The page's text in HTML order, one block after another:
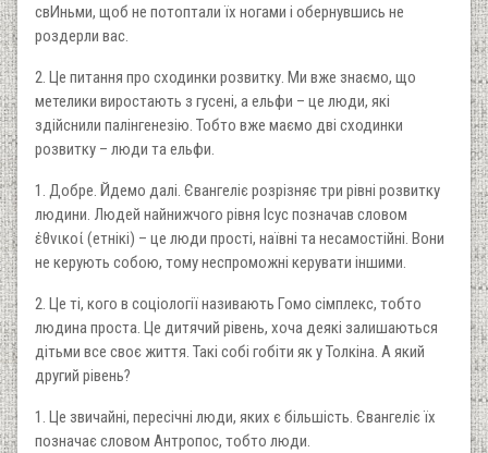
свИньми, щоб не потоптали їх ногами і обернувшись не
роздерли вас.
2. Це питання про сходинки розвитку. Ми вже знаємо, що
метелики виростають з гусені, а ельфи – це люди, які
здійснили палінгенезію. Тобто вже маємо дві сходинки
розвитку – люди та ельфи.
1. Добре. Йдемо далі. Євангеліє розрізняє три рівні розвитку
людини. Людей найнижчого рівня Ісус позначав словом
ἐθνικοί (етнікі) – це люди прості, наївні та несамостійні. Вони
не керують собою, тому неспроможні керувати іншими.
2. Це ті, кого в соціології називають Гомо сімплекс, тобто
людина проста. Це дитячий рівень, хоча деякі залишаються
дітьми все своє життя. Такі собі гобіти як у Толкіна. А який
другий рівень?
1. Це звичайні, пересічні люди, яких є більшість. Євангеліє їх
позначає словом Антропос, тобто люди.